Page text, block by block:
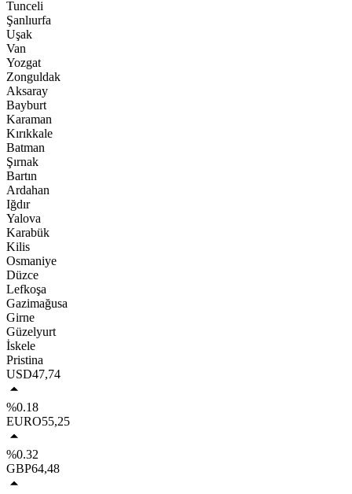
Tunceli
Şanlıurfa
Uşak
Van
Yozgat
Zonguldak
Aksaray
Bayburt
Karaman
Kırıkkale
Batman
Şırnak
Bartın
Ardahan
Iğdır
Yalova
Karabük
Kilis
Osmaniye
Düzce
Lefkoşa
Gazimağusa
Girne
Güzelyurt
İskele
Pristina
USD47,74
%0.18
EURO55,25
%0.32
GBP64,48